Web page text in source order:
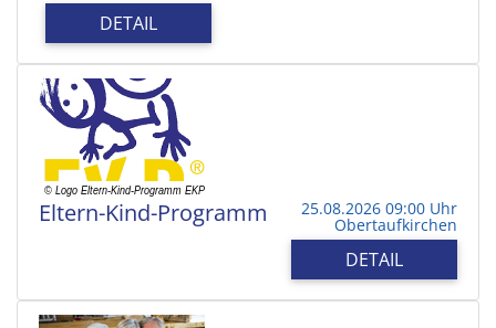
DETAIL
Eltern-Kind-Programm 25.08.2026 09:00 Uhr
Obertaufkirchen
DETAIL